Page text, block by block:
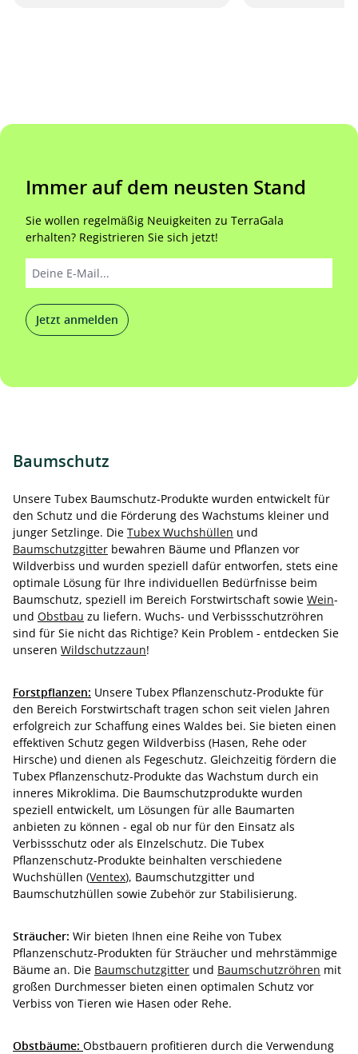
Immer auf dem neusten Stand
Sie wollen regelmäßig Neuigkeiten zu TerraGala
erhalten? Registrieren Sie sich jetzt!
Jetzt anmelden
Baumschutz
Unsere Tubex Baumschutz-Produkte wurden entwickelt für
den Schutz und die Förderung des Wachstums kleiner und
junger Setzlinge. Die Tubex Wuchshüllen und
Baumschutzgitter bewahren Bäume und Pflanzen vor
Wildverbiss und wurden speziell dafür entworfen, stets eine
optimale Lösung für Ihre individuellen Bedürfnisse beim
Baumschutz, speziell im Bereich Forstwirtschaft sowie Wein-
und Obstbau zu liefern. Wuchs- und Verbissschutzröhren
sind für Sie nicht das Richtige? Kein Problem - entdecken Sie
unseren Wildschutzzaun!
Forstpflanzen: Unsere Tubex Pflanzenschutz-Produkte für
den Bereich Forstwirtschaft tragen schon seit vielen Jahren
erfolgreich zur Schaffung eines Waldes bei. Sie bieten einen
effektiven Schutz gegen Wildverbiss (Hasen, Rehe oder
Hirsche) und dienen als Fegeschutz. Gleichzeitig fördern die
Tubex Pflanzenschutz-Produkte das Wachstum durch ein
inneres Mikroklima. Die Baumschutzprodukte wurden
speziell entwickelt, um Lösungen für alle Baumarten
anbieten zu können - egal ob nur für den Einsatz als
Verbissschutz oder als EInzelschutz. Die Tubex
Pflanzenschutz-Produkte beinhalten verschiedene
Wuchshüllen (Ventex), Baumschutzgitter und
Baumschutzhüllen sowie Zubehör zur Stabilisierung.
Sträucher: Wir bieten Ihnen eine Reihe von Tubex
Pflanzenschutz-Produkten für Sträucher und mehrstämmige
Bäume an. Die Baumschutzgitter und Baumschutzröhren mit
großen Durchmesser bieten einen optimalen Schutz vor
Verbiss von Tieren wie Hasen oder Rehe.
Obstbäume: Obstbauern profitieren durch die Verwendung